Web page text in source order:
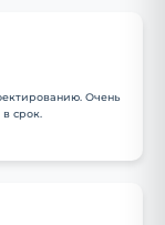
Очень
срок.